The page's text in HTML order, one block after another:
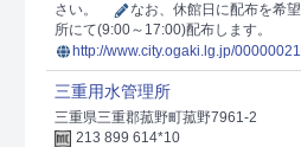
さい。
なお、休館日に配布を希
所にて(9:00～17:00)配布します。
http://www.city.ogaki.lg.jp/
三重用水管理所
三重県三重郡菰野町菰野7961-2
213 899 614*10